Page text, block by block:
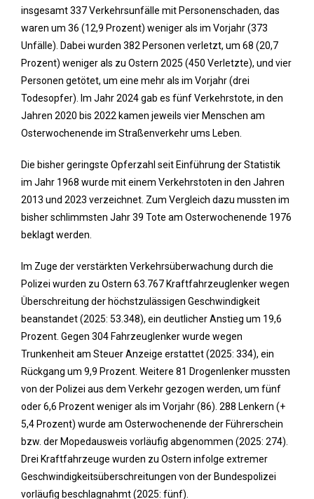
insgesamt 337 Verkehrsunfälle mit Personenschaden, das
waren um 36 (12,9 Prozent) weniger als im Vorjahr (373
Unfälle). Dabei wurden 382 Personen verletzt, um 68 (20,7
Prozent) weniger als zu Ostern 2025 (450 Verletzte), und vier
Personen getötet, um eine mehr als im Vorjahr (drei
Todesopfer). Im Jahr 2024 gab es fünf Verkehrstote, in den
Jahren 2020 bis 2022 kamen jeweils vier Menschen am
Osterwochenende im Straßenverkehr ums Leben.
Die bisher geringste Opferzahl seit Einführung der Statistik
im Jahr 1968 wurde mit einem Verkehrstoten in den Jahren
2013 und 2023 verzeichnet. Zum Vergleich dazu mussten im
bisher schlimmsten Jahr 39 Tote am Osterwochenende 1976
beklagt werden.
Im Zuge der verstärkten Verkehrsüberwachung durch die
Polizei wurden zu Ostern 63.767 Kraftfahrzeuglenker wegen
Überschreitung der höchstzulässigen Geschwindigkeit
beanstandet (2025: 53.348), ein deutlicher Anstieg um 19,6
Prozent. Gegen 304 Fahrzeuglenker wurde wegen
Trunkenheit am Steuer Anzeige erstattet (2025: 334), ein
Rückgang um 9,9 Prozent. Weitere 81 Drogenlenker mussten
von der Polizei aus dem Verkehr gezogen werden, um fünf
oder 6,6 Prozent weniger als im Vorjahr (86). 288 Lenkern (+
5,4 Prozent) wurde am Osterwochenende der Führerschein
bzw. der Mopedausweis vorläufig abgenommen (2025: 274).
Drei Kraftfahrzeuge wurden zu Ostern infolge extremer
Geschwindigkeitsüberschreitungen von der Bundespolizei
vorläufig beschlagnahmt (2025: fünf).